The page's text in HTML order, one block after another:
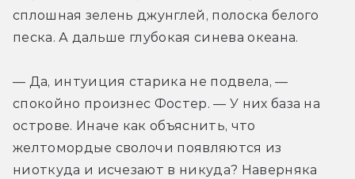
сплошная зелень джунглей, полоска белого
песка. А дальше глубокая синева океана.
— Да, интуиция старика не подвела, —
спокойно произнес Фостер. — У них база на
острове. Иначе как объяснить, что
желтомордые сволочи появляются из
ниоткуда и исчезают в никуда? Наверняка